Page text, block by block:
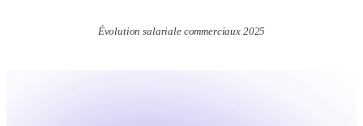
Évolution salariale commerciaux 2025